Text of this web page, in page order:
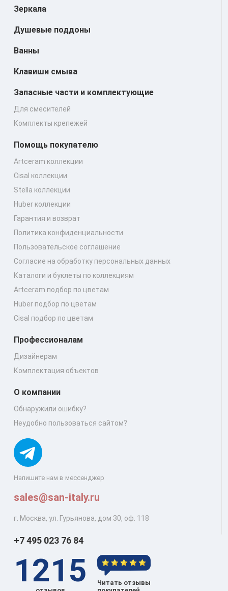
Зеркала
Душевые поддоны
Ванны
Клавиши смыва
Запасные части и комплектующие
Для смесителей
Комплекты крепежей
Напишите нам в мессенджер
sales@san-italy.ru
г. Москва, ул. Гурьянова, дом 30, оф. 118
Помощь покупателю
Artceram коллекции
Cisal коллекции
Stella коллекции
Huber коллекции
Гарантия и возврат
Политика конфиденциальности
Пользовательское соглашение
Согласие на обработку персональных данных
Каталоги и буклеты по коллекциям
Artceram подбор по цветам
Huber подбор по цветам
Cisal подбор по цветам
Профессионалам
Дизайнерам
Комплектация объектов
О компании
Обнаружили ошибку?
Неудобно пользоваться сайтом?
+7 495 023 76 84
1215
Читать отзывы